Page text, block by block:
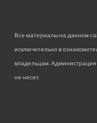
Все материалы на данном
исключительно в
владельцам. Администрация
не несет.